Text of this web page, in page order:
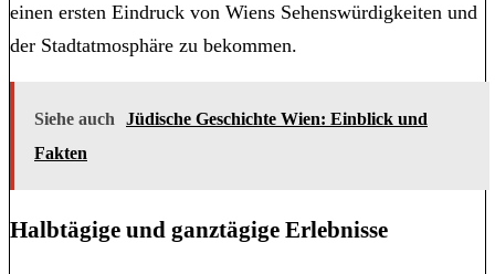
einen ersten Eindruck von Wiens Sehenswürdigkeiten und
der Stadtatmosphäre zu bekommen.
Siehe auch
Jüdische Geschichte Wien: Einblick und
Fakten
Halbtägige und ganztägige Erlebnisse